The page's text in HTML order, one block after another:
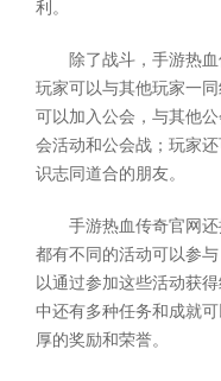
利。
除了战斗，手游热
玩家可以与其他玩家一
可以加入公会，与其他
会活动和公会战；玩家
识志同道合的朋友。
手游热血传奇官网
都有不同的活动可以参
以通过参加这些活动获
中还有多种任务和成就
厚的奖励和荣誉。